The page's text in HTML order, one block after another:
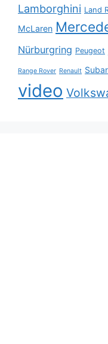
Lamborghini Land
McLaren
Nürburgring Peugeot
Range Rover Renault
video